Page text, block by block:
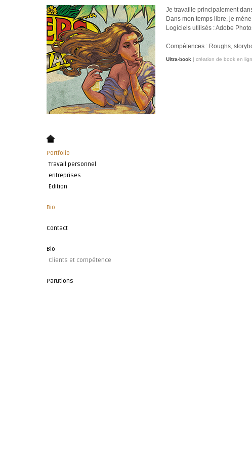
Portfolio
Travail personnel
entreprises
Edition
Bio
Contact
Bio
Clients et compétence
Parutions
Je travaille principalement
Dans mon temps libre, je
Logiciels utilisés : Adobe
Compétences : Roughs,
Ultra-book | création de book en